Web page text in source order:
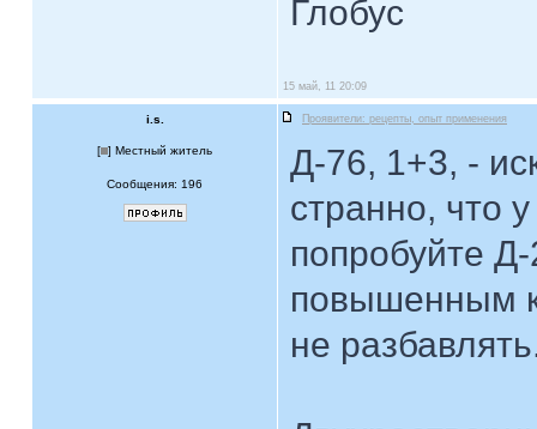
Глобус
15 май, 11 20:09
i.s. Проявители: рецепты, опыт применения
[ ] Местный житель
Сообщения: 196
Д-76, 1+3, -
странно, что
попробуйте
повышенным
не